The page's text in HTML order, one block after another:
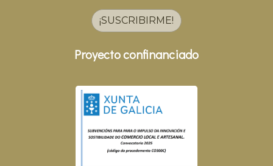
¡SUSCRIBIRME!
Proyecto confinanciado